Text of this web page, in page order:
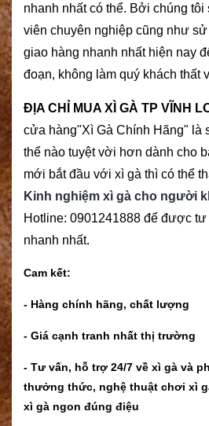
nhanh nhất có thể. Bởi chúng
viên chuyên nghiệp cũng như
giao hàng nhanh nhất hiện nay
đoạn, không làm quý khách thất
ĐỊA CHỈ MUA XÌ GÀ TP VĨNH
cửa hàng"Xì Gà Chính Hãng" là
thể nào tuyệt vời hơn dành cho
mới bắt đầu với xì gà thì có thể
Kinh nghiệm xì gà cho người
Hotline: 0901241888 để được tư
nhanh nhất.
Cam kết:
- Hàng chính hãng, chất lượng
- Giá cạnh tranh nhất thị trường
- Tư vấn, hỗ trợ 24/7 về xì gà và
thưởng thức, nghệ thuật chơi xì
xì gà ngon đúng điệu